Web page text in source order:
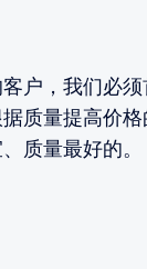
户，我们必
质量提高价
质量最好的。